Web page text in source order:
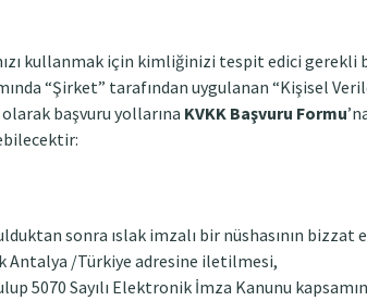
kullanmak için kimliğinizi tespit edici gerekli
“Şirket” tarafından uygulanan “Kişisel
başvuru yollarına KVKK Başvuru Formu
sonra ıslak imzalı bir nüshasının bizzat
Antalya /Türkiye adresine iletilmesi,
5070 Sayılı Elektronik İmza Kanunu